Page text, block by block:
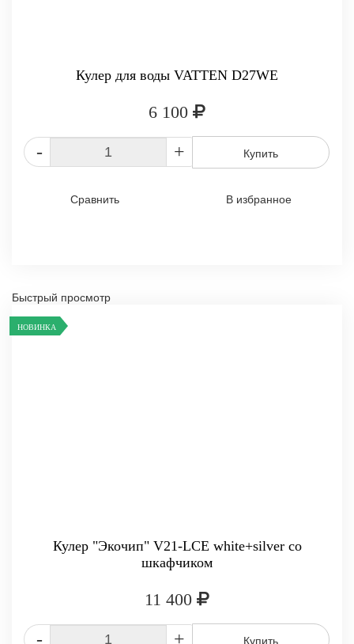
Кулер для воды VATTEN D27WE
6 100
- + Купить
Сравнить В избранное
Быстрый просмотр
НОВИНКА
Кулер "Экочип" V21-LCE white+silver со
шкафчиком
11 400
- + Купить